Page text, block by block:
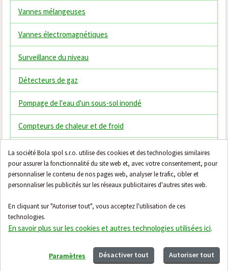
La société Bola spol s.r.o. utilise des cookies et des technologies similaires
pour assurer la fonctionnalité du site web et, avec votre consentement, pour
personnaliser le contenu de nos pages web, analyser le trafic, cibler et
personnaliser les publicités sur les réseaux publicitaires d'autres sites web.
En cliquant sur "Autoriser tout", vous acceptez l'utilisation de ces
technologies.
En savoir plus sur les cookies et autres technologies utilisées ici.
Paramètres Désactiver tout Autoriser tout
Vannes mélangeuses
Vannes électromagnétiques
Surveillance du niveau
Détecteurs de gaz
Pompage de l'eau d'un sous-sol inondé
Compteurs de chaleur et de froid
Thermostats
Vannes mélangeuses thermostatiques
Honeywell Evohome